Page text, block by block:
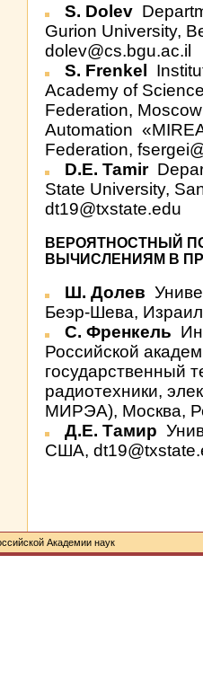
S. Dolev
Gurion University,
dolev@cs.bgu.ac.il
S. Frenkel
Academy of
Federation,
Automation
Federation,
D.E. Tamir
State University,
dt19@txstate.edu
ВЕРОЯТНОСТНЫЙ
ВЫЧИСЛЕНИЯМ В
Ш. Долев
Беэр-Шева,
С. Френкель
Российской
государственный
радиотехники,
МИРЭА), Москва,
Д.Е. Тамир
США,
Академии наук